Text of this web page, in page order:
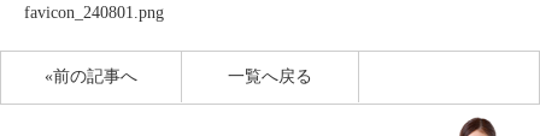
favicon_240801.png
«前の記事へ 一覧へ戻る